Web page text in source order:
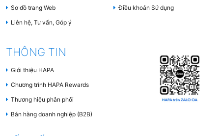
Sơ đồ trang Web
Liên hệ, Tư vấn, Góp ý
Điều khoản Sử dụng
THÔNG TIN
Giới thiệu HAPA
Chương trình HAPA Rewards
Thương hiệu phân phối
Bán hàng doanh nghiệp (B2B)